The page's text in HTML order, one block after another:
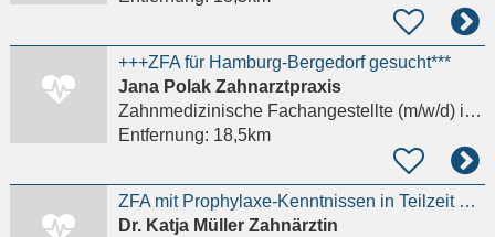
+++ZFA für Hamburg-Bergedorf gesucht***
Jana Polak Zahnarztpraxis
Zahnmedizinische Fachangestellte (m/w/d)in Hamburg
Entfernung: 18,5km
ZFA mit Prophylaxe-Kenntnissen in Teilzeit oder Minijob in Fuhlsbüttel
Dr. Katja Müller Zahnärztin